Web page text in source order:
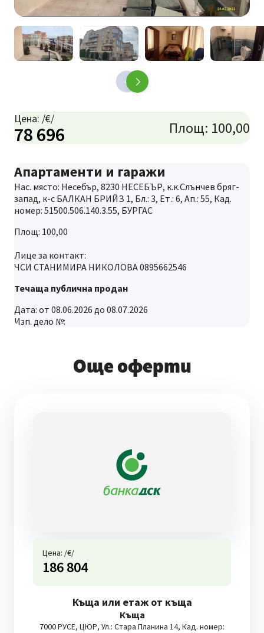
Цена: /€/
78 696 Площ: 100,00
Апартаменти и гаражи
Нас. място: Несебър, 8230 НЕСЕБЪР, к.к.Слънчев бряг-
запад, к-с БАЛКАН БРИЙЗ 1, Бл.: 3, Ет.: 6, Ап.: 55, Кад.
номер: 51500.506.140.3.55, БУРГАС
Площ: 100,00
Лице за контакт:
ЧСИ СТАНИМИРА НИКОЛОВА 0895662546
Течаща публична продан
Дата: от 08.06.2026 до 08.07.2026
Изп. дело №:
Още оферти
Къща или етаж от къща
Къща
7000 РУСЕ, ЦЮР, Ул.: Стара Планина 14, Кад. номер:
Цена: /€/
186 804